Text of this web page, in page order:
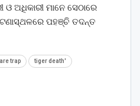
ଓ ଅଧିକାରୀ ମାନେ ସେଠାରେ
ପହଞ୍ଚି ତଦନ୍ତ
trap tiger death'